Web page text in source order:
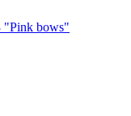
"Pink bows"